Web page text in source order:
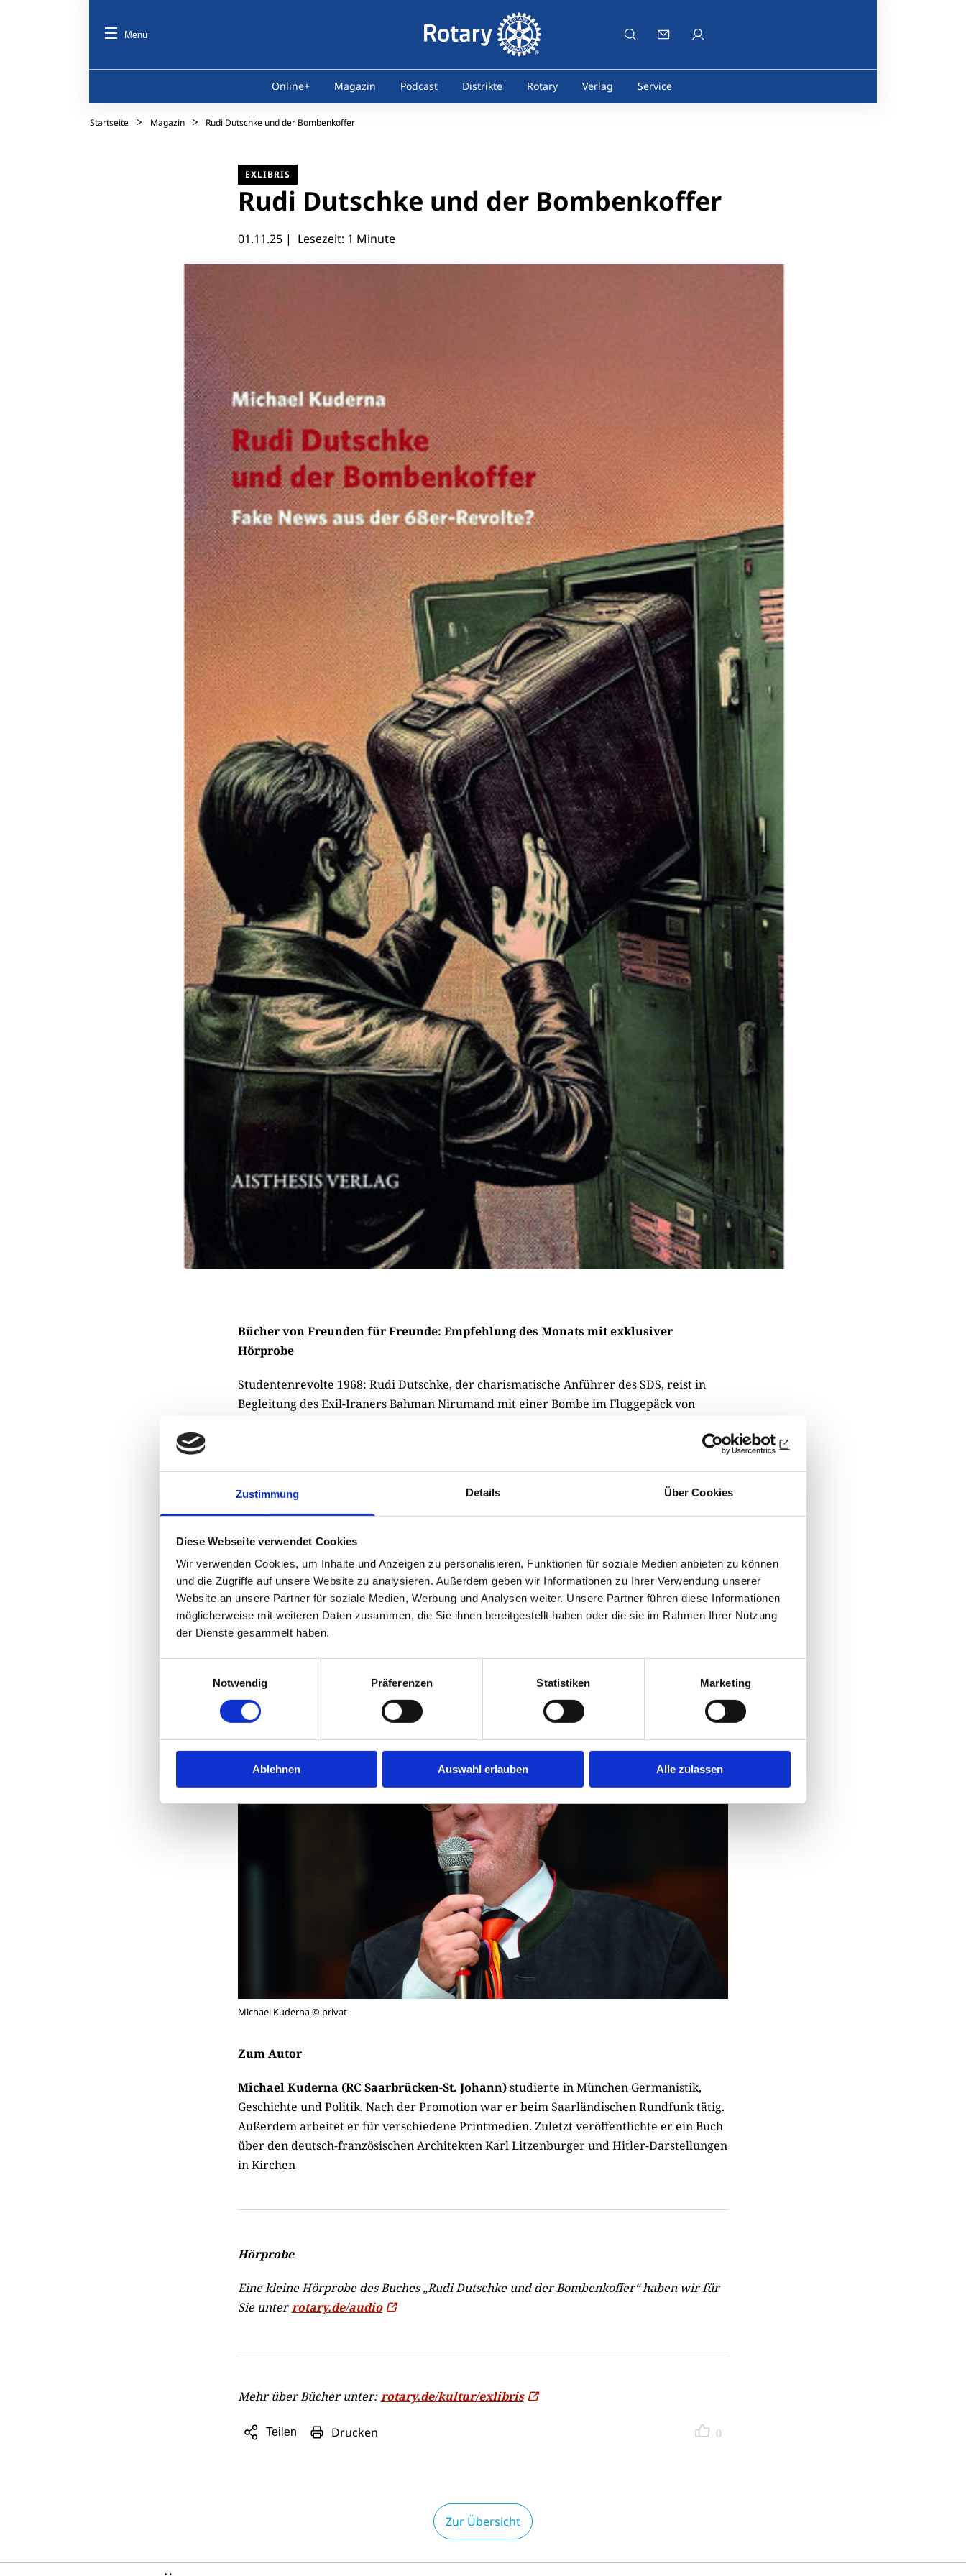
Zustimmung Details Über Cookies
Diese Webseite verwendet Cookies
Wir verwenden Cookies, um Inhalte und Anzeigen zu personalisieren, Funktionen für soziale Medien anbieten zu können
und die Zugriffe auf unsere Website zu analysieren. Außerdem geben wir Informationen zu Ihrer Verwendung unserer
Website an unsere Partner für soziale Medien, Werbung und Analysen weiter. Unsere Partner führen diese Informationen
möglicherweise mit weiteren Daten zusammen, die Sie ihnen bereitgestellt haben oder die sie im Rahmen Ihrer Nutzung
der Dienste gesammelt haben.
Notwendig
Präferenzen Statistiken Marketing
Ablehnen Auswahl erlauben Alle zulassen
Menü
Online+ Magazin Podcast Distrikte Rotary Verlag Service
Startseite Magazin Rudi Dutschke und der Bombenkoffer
EXLIBRIS
Rudi Dutschke und der Bombenkoffer
01.11.25| Lesezeit: 1 Minute
Bücher von Freunden für Freunde: Empfehlung des Monats mit exklusiver
Hörprobe
Studentenrevolte 1968: Rudi Dutschke, der charismatische Anführer des SDS, reist in
Begleitung des Exil-Iraners Bahman Nirumand mit einer Bombe im Fluggepäck von
Geschichtsschreibung zur 68er-Revolte und dient immer wieder als Beleg für Dutschkes
angebliche Gewaltbereitschaft. Der Clou: Niemand hat je untersucht, ob die Geschichte
sich wirklich so zugetragen haben kann. Michael Kuderna ist dem jetzt in akribischen
Recherchen nachgegangen.
Aisthesis Verlag, 200 Seiten, 20 Euro
Michael Kuderna © privat
Zum Autor
Michael Kuderna (RC Saarbrücken-St. Johann)studierte in München Germanistik,
Geschichte und Politik. Nach der Promotion war er beim Saarländischen Rundfunk tätig.
Außerdem arbeitet er für verschiedene Printmedien. Zuletzt veröffentlichte er ein Buch
über den deutsch-französischen Architekten Karl Litzenburger und Hitler-Darstellungen
in Kirchen
Hörprobe
Eine kleine Hörprobe des Buches „Rudi Dutschke und der Bombenkoffer“ haben wir für
Sie unterrotary.de/audio
Mehr über Bücher unter:rotary.de/kultur/exlibris
Teilen
Sharing
Drucken 0
Zur Übersicht